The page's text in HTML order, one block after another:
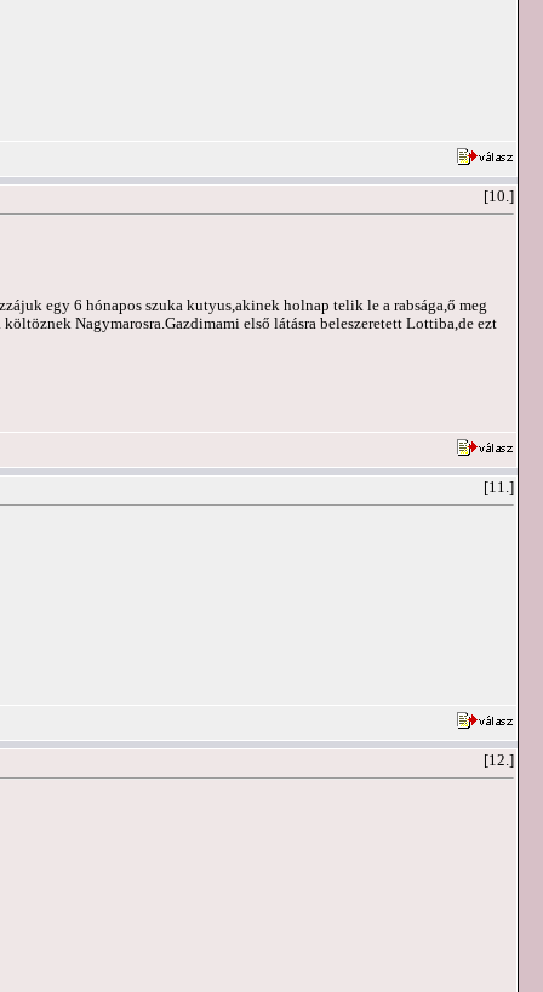
[10.]
egy 6 hónapos szuka kutyus,akinek holnap telik le a rabsága,ő meg
Nagymarosra.Gazdimami első látásra beleszeretett Lottiba,de ezt
[11.]
[12.]